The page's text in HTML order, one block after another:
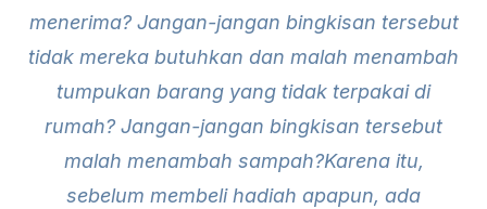
menerima? Jangan-jangan bingkisan tersebut
tidak mereka butuhkan dan malah menambah
tumpukan barang yang tidak terpakai di
rumah? Jangan-jangan bingkisan tersebut
malah menambah sampah?Karena itu,
sebelum membeli hadiah apapun, ada